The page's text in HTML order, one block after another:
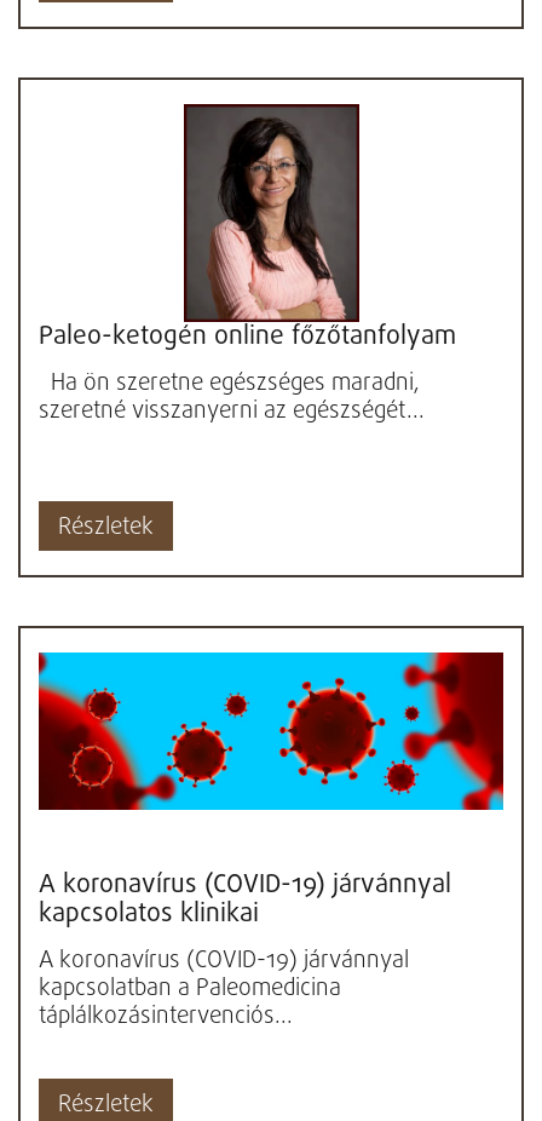
Paleo-ketogén online főzőtanfolyam
Ha ön szeretne egészséges maradni,
szeretné visszanyerni az egészségét...
Részletek
A koronavírus (COVID-19) járvánnyal
kapcsolatos klinikai
táplálkozásintervenciós javaslatok
A koronavírus (COVID-19) járvánnyal
kapcsolatban a Paleomedicina
táplálkozásintervenciós...
Részletek